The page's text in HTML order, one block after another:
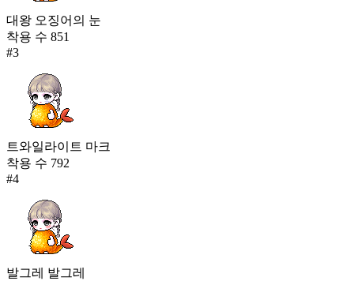
대왕 오징어의 눈
착용 수 851
#3
트와일라이트 마크
착용 수 792
#4
발그레 발그레